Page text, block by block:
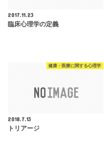
2017.11.23
臨床心理学の定義
健康・医療に関する心理学
2018.7.13
トリアージ